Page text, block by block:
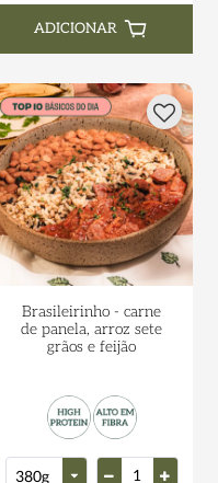
ADICIONAR
Brasileirinho - carne
de panela, arroz sete
grãos e feijão